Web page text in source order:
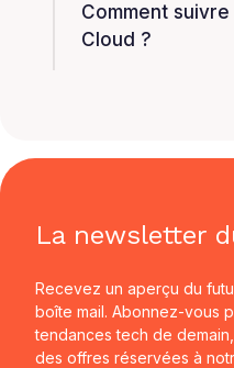
Comment
Cloud ?
La newsletter
Recevez un aperçu du
boîte mail. Abonnez-vous
tendances tech de
des offres réservées à